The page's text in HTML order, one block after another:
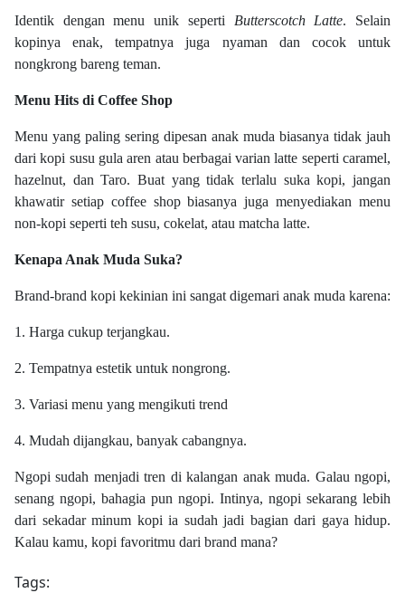
Identik dengan menu unik seperti Butterscotch Latte. Selain
kopinya enak, tempatnya juga nyaman dan cocok untuk
nongkrong bareng teman.
Menu Hits di Coffee Shop
Menu yang paling sering dipesan anak muda biasanya tidak jauh
dari kopi susu gula aren atau berbagai varian latte seperti caramel,
hazelnut, dan Taro. Buat yang tidak terlalu suka kopi, jangan
khawatir setiap coffee shop biasanya juga menyediakan menu
non-kopi seperti teh susu, cokelat, atau matcha latte.
Kenapa Anak Muda Suka?
Brand-brand kopi kekinian ini sangat digemari anak muda karena:
1. Harga cukup terjangkau.
2. Tempatnya estetik untuk nongrong.
3. Variasi menu yang mengikuti trend
4. Mudah dijangkau, banyak cabangnya.
Ngopi sudah menjadi tren di kalangan anak muda. Galau ngopi,
senang ngopi, bahagia pun ngopi. Intinya, ngopi sekarang lebih
dari sekadar minum kopi ia sudah jadi bagian dari gaya hidup.
Kalau kamu, kopi favoritmu dari brand mana?
Tags: